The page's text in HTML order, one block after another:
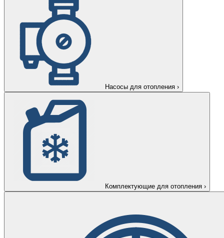
Насосы для отопления ›
Комплектующие для отопления ›